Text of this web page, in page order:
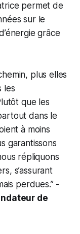
permet de
sur le
grâce
plus elles
les
que les
dans le
à moins
garantissons
répliquons
s’assurant
perdues.” -
de